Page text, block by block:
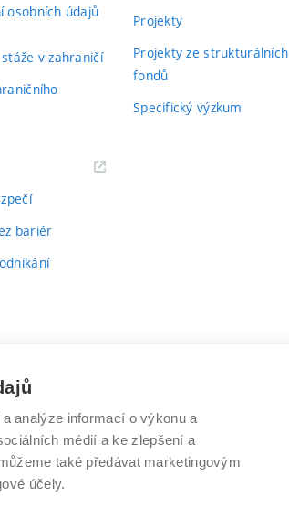
osobních údajů
v zahraničí
bariér
Projekty
Projekty ze strukturálních
fondů
Specifický výzkum
TECHNICKÉ V BRNĚ
548/1
www.vut.cz
analýze informací o výkonu a
médií a ke zlepšení a
také předávat marketingovým
účely.